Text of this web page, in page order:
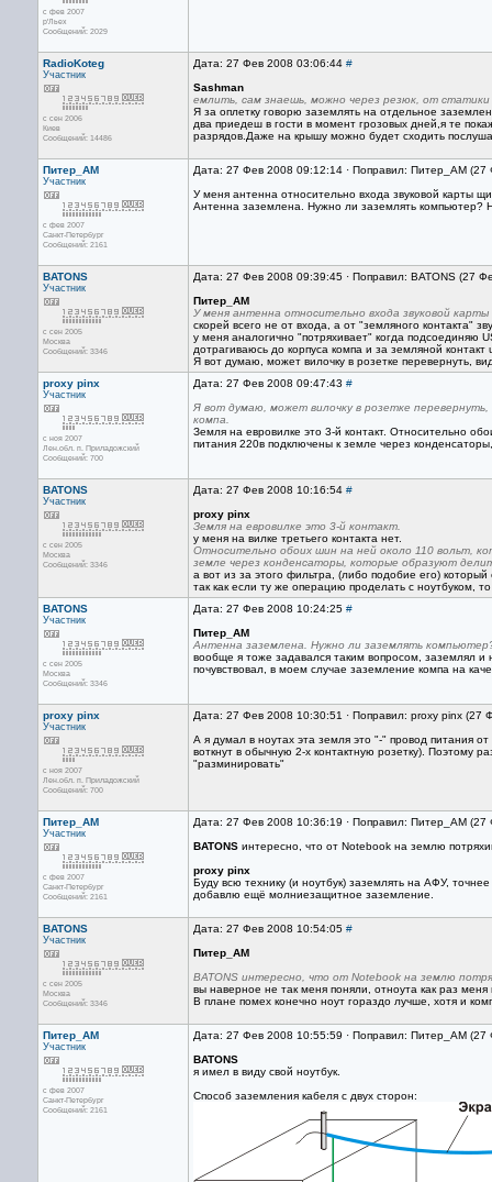
с фев 2007
р'Льех
Сообщений: 2029
RadioKoteg
Участник
с сен 2006
Киев
Сообщений: 14486
Дата: 27 Фев 2008 03:06:44 #
Sashman
емлить, сам знаешь, можно через резюк, от статики
Я за оплетку говорю заземлять на отдельное
два приедеш в гости в момент грозовых дней,я те
разрядов.Даже на крышу можно будет сходить
Питер_AM
Участник
с фев 2007
Санкт-Петербург
Сообщений: 2161
Дата: 27 Фев 2008 09:12:14 · Поправил: Питер_AM
У меня антенна относительно входа звуковой карты
Антенна заземлена. Нужно ли заземлять компьютер?
BATONS
Участник
с сен 2005
Москва
Сообщений: 3346
Дата: 27 Фев 2008 09:39:45 · Поправил: BATONS (27
Питер_AM
У меня антенна относительно входа звуковой
скорей всего не от входа, а от "земляного контакта"
у меня аналогично "потряхивает" когда подсоединяю
дотрагиваюсь до корпуса компа и за земляной
Я вот думаю, может вилочку в розетке перевернуть,
proxy pinx
Участник
с ноя 2007
Лен.обл. п. Приладожский
Сообщений: 700
Дата: 27 Фев 2008 09:47:43 #
Я вот думаю, может вилочку в розетке
компа.
Земля на евровилке это 3-й контакт. Относительно
питания 220в подключены к земле через
BATONS
Участник
с сен 2005
Москва
Сообщений: 3346
Дата: 27 Фев 2008 10:16:54 #
proxy pinx
Земля на евровилке это 3-й контакт.
у меня на вилке третьего контакта нет.
Относительно обоих шин на ней около 110 вольт,
земле через конденсаторы, которые образуют
а вот из за этого фильтра, (либо подобие его)
так как если ту же операцию проделать с ноутбуком,
BATONS
Участник
с сен 2005
Москва
Сообщений: 3346
Дата: 27 Фев 2008 10:24:25 #
Питер_AM
Антенна заземлена. Нужно ли заземлять
вообще я тоже задавался таким вопросом, заземлял
почувствовал, в моем случае заземление компа на
proxy pinx
Участник
с ноя 2007
Лен.обл. п. Приладожский
Сообщений: 700
Дата: 27 Фев 2008 10:30:51 · Поправил: proxy pinx (27
А я думал в ноутах эта земля это "-" провод питания
воткнут в обычную 2-х контактную розетку). Поэтому
"разминировать"
Питер_AM
Участник
с фев 2007
Санкт-Петербург
Сообщений: 2161
Дата: 27 Фев 2008 10:36:19 · Поправил: Питер_AM
BATONS интересно, что от Notebook на землю
proxy pinx
Буду всю технику (и ноутбук) заземлять на АФУ,
добавлю ещё молниезащитное заземление.
BATONS
Участник
с сен 2005
Москва
Сообщений: 3346
Дата: 27 Фев 2008 10:54:05 #
Питер_AM
BATONS интересно, что от Notebook на землю
вы наверное не так меня поняли, отноута как раз меня
В плане помех конечно ноут гораздо лучше, хотя и
Питер_AM
Участник
с фев 2007
Санкт-Петербург
Сообщений: 2161
Дата: 27 Фев 2008 10:55:59 · Поправил: Питер_AM
BATONS
я имел в виду свой ноутбук.
Способ заземления кабеля с двух сторон: